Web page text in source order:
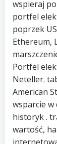
wspieraj
portfel
poprzek
Ethereum,
Portfel
Neteller.
American
wsparcie
historyk .
wartość,